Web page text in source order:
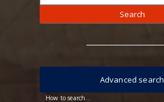
Search
How to search...
Advanced search